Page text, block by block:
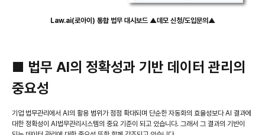
Law.ai(로아이) 통합 법무 대시보드 ▲데모 신청/도입문의▲
■ 법무 AI의 정확성과 기반 데이터 관리의
중요성
기업 법무관리에서 AI의 활용 범위가 점점 확대되며 단순한 자동화의 효율성보다 AI 결과에
대한 정확성이 AI법무관리시스템의 중요 기준이 되고 있습니다. 그래서 그 결과의 기반이